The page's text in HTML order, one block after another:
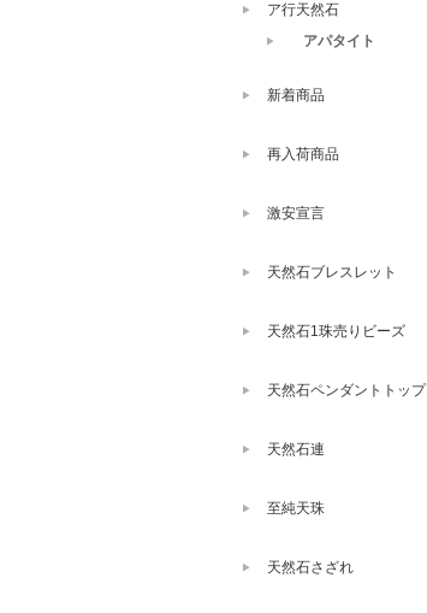
ア行天然石
アパタイト
新着商品
再入荷商品
激安宣言
天然石ブレスレット
天然石1珠売りビーズ
天然石ペンダントトップ
天然石連
至純天珠
天然石さざれ